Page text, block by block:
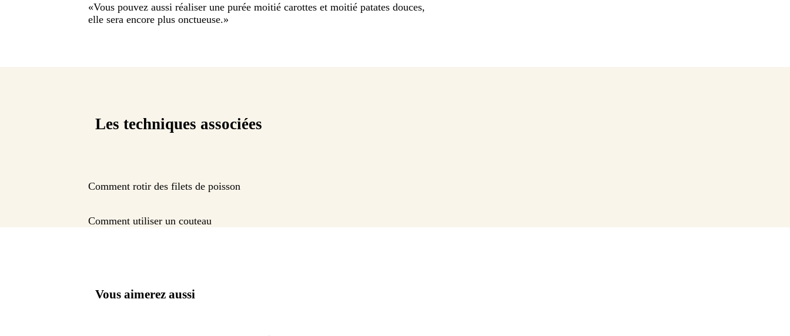
«Vous pouvez aussi réaliser une purée moitié carottes et moitié patates douces,
elle sera encore plus onctueuse.»
Les techniques associées
Comment rotir des filets de poisson
Comment utiliser un couteau
Vous aimerez aussi